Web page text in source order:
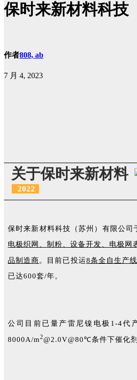
保时来新材料科技
作者808, ab
7 月 4, 2023
关于保时来新材料
2022
保时来新材料科技（苏州）有限公
电极织网、制粉、设备开发、电极网
品制造商。目前已投运8条全自生产
已达600套/年。
公司目前已量产雷尼镍电极1-4代
8000A/m2@2.0V@80℃条件下催化